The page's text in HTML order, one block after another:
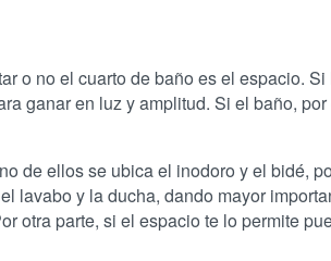
o no el cuarto de baño es el espacio.
ganar en luz y amplitud. Si el baño,
de ellos se ubica el inodoro y el bidé,
lavabo y la ducha, dando mayor
otra parte, si el espacio te lo permite